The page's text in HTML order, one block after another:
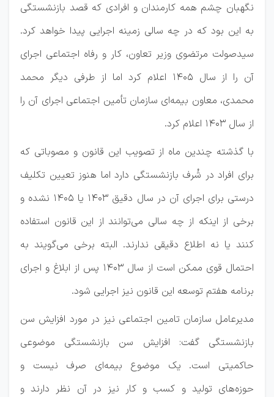
نگهبان چشم همه کارمندان و افرادی که قصد بازنشستگی
به این بود که در چه سالی زمینه اجرایی پیدا خواهد کرد.
سیدصولت مرتضوی وزیر تعاون، کار و رفاه اجتماعی اجرای
آن را از سال ۱۴۰۵ اعلام کرد اما از طرفی دیگر محمد
محمدی، معاون بیمه‌ای سازمان تأمین اجتماعی اجرای آن را
از سال ۱۴۰۳ اعلام کرد.
با گذشته چندین ماه از تصویب این قانون و مصوباتی که
برای افراد در شُرف بازنشستگی دارد اما هنوز تعیین تکلیف
درستی برای اجرای آن در سال دقیق ۱۴۰۳ یا ۱۴۰۵ نشده و
برخی از اینکه از چه سالی می‌توانند از این قانون استفاده
کنند یا نه اطلاع دقیقی ندارند. البته برخی می‌گویند به
احتمال قوی ممکن است از سال ۱۴۰۳ پس از ابلاغ و اجرای
برنامه هفتم توسعه این قانون نیز اجرایی شود.
مدیرعامل سازمان تامین اجتماعی نیز در مورد افزایش سن
بازنشستگی گفت: افزایش سن بازنشستگی موضوعی
حاکمیتی است. یک موضوع بیمه‌ای صرف نیست و
حوزه‌های تولید و کسب و کار نیز در آن نظر دارند و